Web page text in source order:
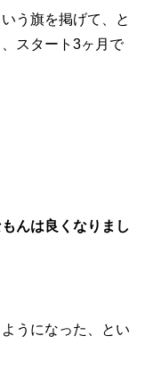
う旗を掲げて、と
スタート3ヶ月で
んは良くなりまし
うになった、とい